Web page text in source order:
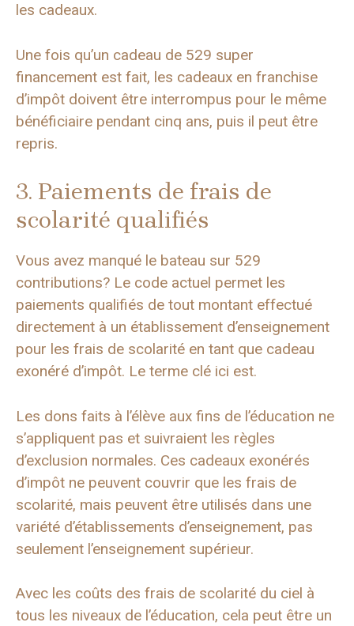
les cadeaux.
Une fois qu’un cadeau de 529 super
financement est fait, les cadeaux en franchise
d’impôt doivent être interrompus pour le même
bénéficiaire pendant cinq ans, puis il peut être
repris.
3. Paiements de frais de
scolarité qualifiés
Vous avez manqué le bateau sur 529
contributions? Le code actuel permet les
paiements qualifiés de tout montant effectué
directement à un établissement d’enseignement
pour les frais de scolarité en tant que cadeau
exonéré d’impôt. Le terme clé ici est.
Les dons faits à l’élève aux fins de l’éducation ne
s’appliquent pas et suivraient les règles
d’exclusion normales. Ces cadeaux exonérés
d’impôt ne peuvent couvrir que les frais de
scolarité, mais peuvent être utilisés dans une
variété d’établissements d’enseignement, pas
seulement l’enseignement supérieur.
Avec les coûts des frais de scolarité du ciel à
tous les niveaux de l’éducation, cela peut être un